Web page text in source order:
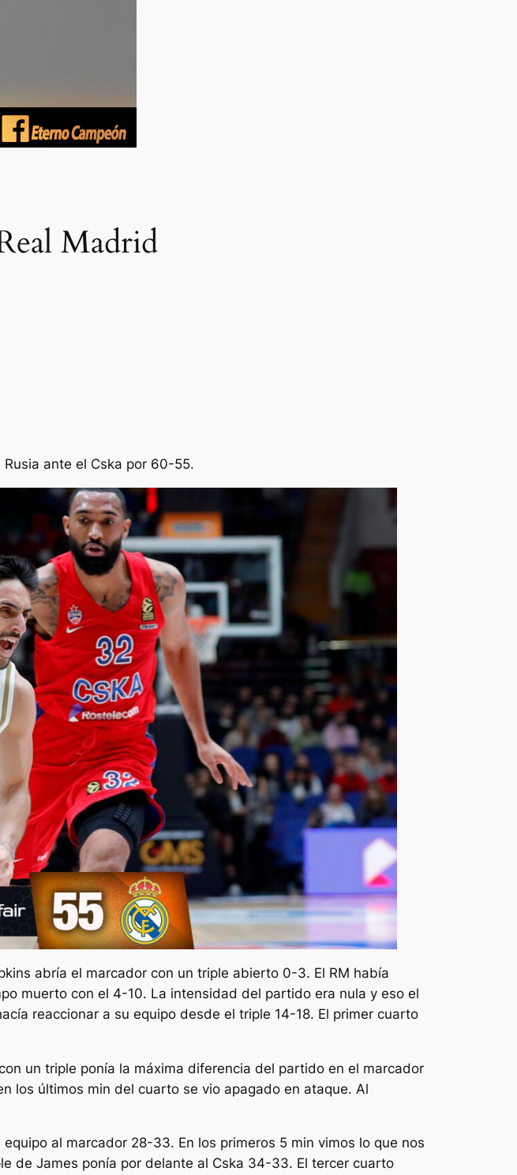
Madrid
ante el Cska por 60-55.
abría el marcador con un triple abierto 0-3. El RM había
muerto con el 4-10. La intensidad del partido era nula y eso el
reaccionar a su equipo desde el triple 14-18. El primer cuarto
un triple ponía la máxima diferencia del partido en el marcador
los últimos min del cuarto se vio apagado en ataque. Al
al marcador 28-33. En los primeros 5 min vimos lo que nos
de James ponía por delante al Cska 34-33. El tercer cuarto